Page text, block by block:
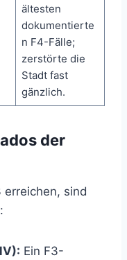
ältesten
dokumentierte
n F4-Fälle;
zerstörte die
Stadt fast
gänzlich.
der
erreichen, sind
Ein F3-